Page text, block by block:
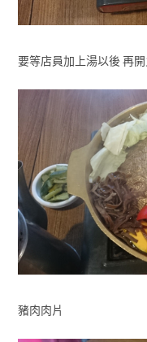
要等店員加上湯以後 再
豬肉肉片